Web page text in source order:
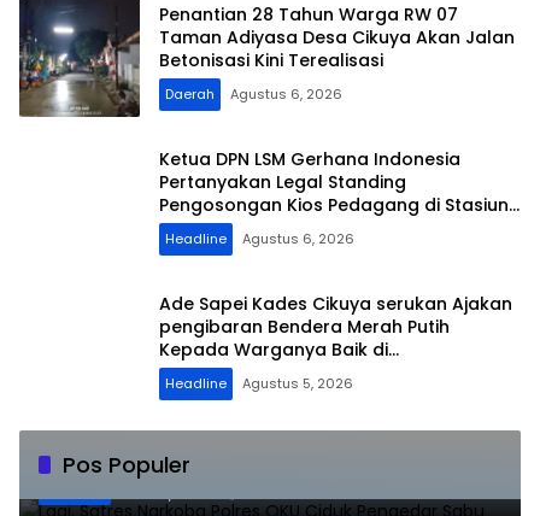
Penantian 28 Tahun Warga RW 07
Taman Adiyasa Desa Cikuya Akan Jalan
Betonisasi Kini Terealisasi
Daerah Agustus 6, 2026
Ketua DPN LSM Gerhana Indonesia
Pertanyakan Legal Standing
Pengosongan Kios Pedagang di Stasiun
Tigaraksa
Headline Agustus 6, 2026
Ade Sapei Kades Cikuya serukan Ajakan
pengibaran Bendera Merah Putih
Kepada Warganya Baik di
Perkampungan dan Perumahan
Headline Agustus 5, 2026
Pos Populer
1
Pengedar Sabu
Juli 10, 2023 8841